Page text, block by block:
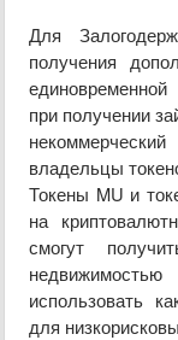
Для
получения
при получении
владельцы
Токены MU и
на
смогут
использовать
для